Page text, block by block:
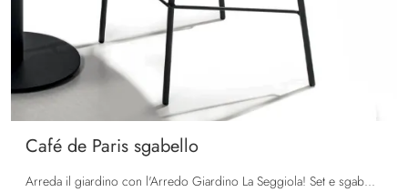
Café de Paris sgabello
Arreda il giardino con l'Arredo Giardino La Seggiola! Set e sgabelli da giardino in plastica, come il modello Café de Paris sgabello, ti attendono!